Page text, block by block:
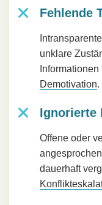
Fehlende
unklare
Demotivation.
Ignorierte
Offene oder
dauerhaft